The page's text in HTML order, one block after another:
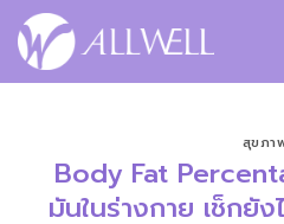
ข้าม
ไป
สุขภา
Body Fat
มันในร่างกาย เช็กยั